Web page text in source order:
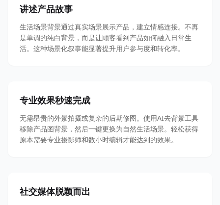
讲述产品故事
生活场景背景通过真实场景展示产品，建立情感连接。不再
是单调的纯白背景，而是让顾客看到产品如何融入日常生
活。这种场景化叙事能显著提升用户参与度和转化率。
专业效果秒速完成
无需昂贵的外景拍摄或复杂的后期修图。使用AI去背景工具
移除产品图背景，然后一键更换为自然生活场景。轻松获得
原本需要专业摄影师和数小时编辑才能达到的效果。
社交媒体脱颖而出